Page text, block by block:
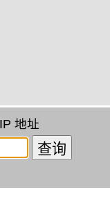
地址